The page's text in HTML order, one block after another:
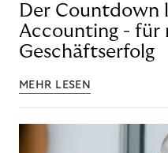
Der Countdown
Accounting - für
Geschäftserfolg
MEHR LESEN